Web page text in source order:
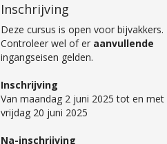
Inschrijving
Deze cursus is open voor bijvakkers.
Controleer wel of er aanvullende
ingangseisen gelden.
Inschrijving
Van maandag 2 juni 2025 tot en met
vrijdag 20 juni 2025
Na-inschrijving